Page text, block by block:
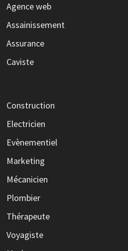
Agence web
Assainissement
Assurance
Caviste
Construction
Electricien
Evènementiel
Marketing
Mécanicien
Plombier
Thérapeute
Voyagiste